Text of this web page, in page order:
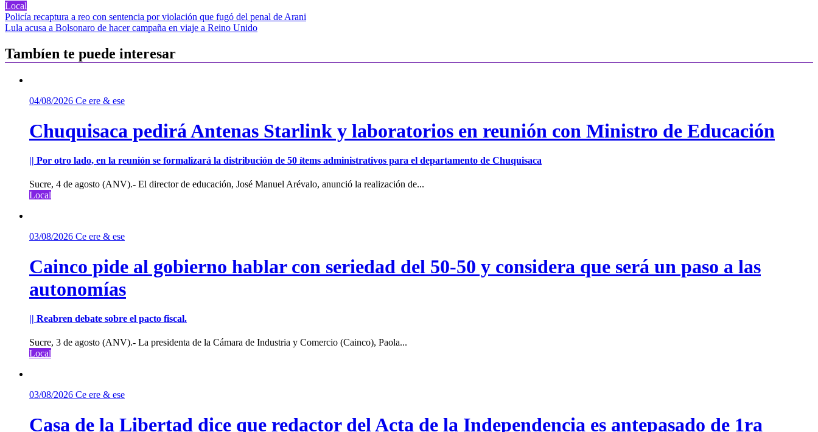
Local
Navegación
de
entradas
Policía recaptura a reo con sentencia por violación que fugó del penal de Arani
Lula acusa a Bolsonaro de hacer campaña en viaje a Reino Unido
Tambíen te puede interesar
04/08/2026 Ce ere & ese
Chuquisaca pedirá Antenas Starlink y laboratorios en reunión con Ministro de Educación
|| Por otro lado, en la reunión se formalizará la distribución de 50 ítems administrativos para el departamento de Chuquisaca
Sucre, 4 de agosto (ANV).- El director de educación, José Manuel Arévalo, anunció la realización de...
Local
03/08/2026 Ce ere & ese
Cainco pide al gobierno hablar con seriedad del 50-50 y considera que será un paso a las
autonomías
|| Reabren debate sobre el pacto fiscal.
Sucre, 3 de agosto (ANV).- La presidenta de la Cámara de Industria y Comercio (Cainco), Paola...
Local
03/08/2026 Ce ere & ese
Casa de la Libertad dice que redactor del Acta de la Independencia es antepasado de 1ra